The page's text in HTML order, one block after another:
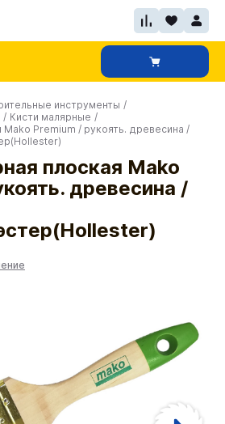
инструменты /
/ Кисти малярные /
Mako Premium / рукоять. древесина /
плоская Mako
древесина /